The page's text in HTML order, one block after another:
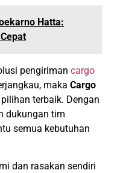
Hatta:
pengiriman cargo
maka Cargo
terbaik. Dengan
dukungan tim
semua kebutuhan
dan rasakan sendiri